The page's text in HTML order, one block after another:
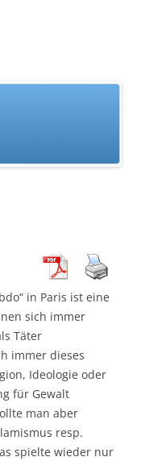
in Paris ist eine
sich immer
Täter
immer dieses
Ideologie oder
für Gewalt
man aber
resp.
spielte wieder nur